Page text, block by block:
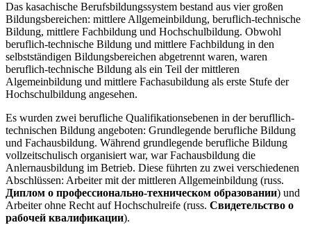
Das kasachische Berufsbildungssystem bestand aus vier großen
Bildungsbereichen: mittlere Allgemeinbildung, beruflich-technische
Bildung, mittlere Fachbildung und Hochschulbildung. Obwohl
beruflich-technische Bildung und mittlere Fachbildung in den
selbstständigen Bildungsbereichen abgetrennt waren, waren
beruflich-technische Bildung als ein Teil der mittleren
Algemeinbildung und mittlere Fachasubildung als erste Stufe der
Hochschulbildung angesehen.
Es wurden zwei berufliche Qualifikationsebenen in der berufllich-
technischen Bildung angeboten: Grundlegende berufliche Bildung
und Fachausbildung. Während grundlegende berufliche Bildung
vollzeitschulisch organisiert war, war Fachausbildung die
Anlernausbildung im Betrieb. Diese führten zu zwei verschiedenen
Abschlüssen: Arbeiter mit der mittleren Allgemeinbildung (russ.
Диплом о профессионально-техническом образовании) und
Arbeiter ohne Recht auf Hochschulreife (russ. Свидетельство о
рабочей квалификации).